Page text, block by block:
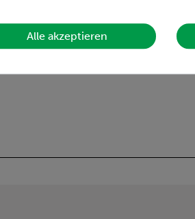
00) als Ersatz der Original-Abdeckung bei
Alle akzeptieren